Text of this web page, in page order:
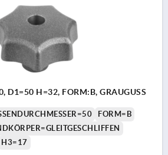
D1=50 H=32, FORM:B, GRAUGUSS
FORM=B
H3=17